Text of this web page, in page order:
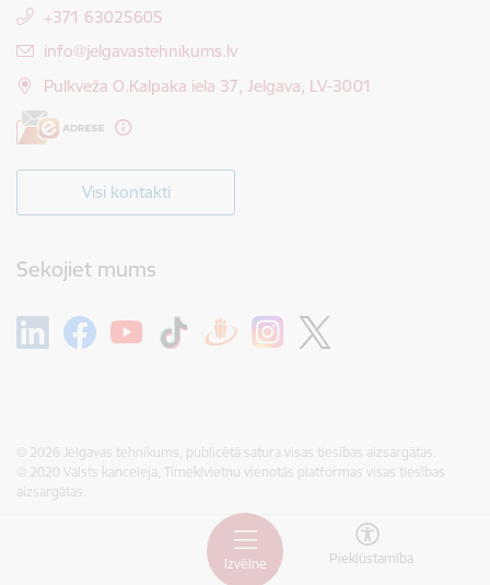
Izvēlne Piekļūstamība
+371 63025605
E-pasts:
info@jelgavastehnikums.lv
Pulkveža O.Kalpaka iela 37, Jelgava, LV-3001
Visi kontakti
Sekojiet mums
© 2026 Jelgavas tehnikums, publicētā satura visas tiesības aizsargātas.
© 2020 Valsts kanceleja, Tīmekļvietņu vienotās platformas visas tiesības
aizsargātas.